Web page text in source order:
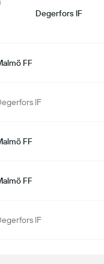
Degerfors IF
FF
IF
FF
FF
IF